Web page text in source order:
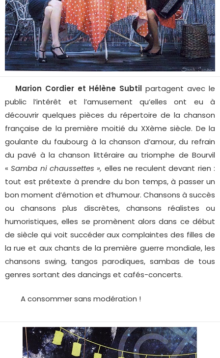
Marion Cordier et Hélène Subtil partagent avec le
public l’intérêt et l’amusement qu’elles ont eu à
découvrir quelques pièces du répertoire de la chanson
française de la première moitié du XXème siècle. De la
goulante du faubourg à la chanson d’amour, du refrain
du pavé à la chanson littéraire au triomphe de Bourvil
«Samba ni chaussettes », elles ne reculent devant rien :
tout est prétexte à prendre du bon temps, à passer un
bon moment d’émotion et d’humour. Chansons à succès
ou chansons plus discrètes, chansons réalistes ou
humoristiques, elles se promènent alors dans ce début
de siècle qui voit succéder aux complaintes des filles de
la rue et aux chants de la première guerre mondiale, les
chansons swing, tangos parodiques, sambas de tous
genres sortant des dancings et cafés-concerts.
A consommer sans modération !